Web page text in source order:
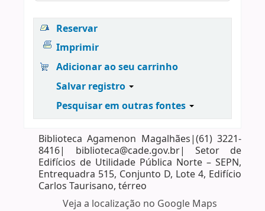
Reservar
Imprimir
Adicionar ao seu carrinho
Salvar registro
Pesquisar em outras fontes
Biblioteca Agamenon Magalhães|(61) 3221-
8416| biblioteca@cade.gov.br| Setor de
Edifícios de Utilidade Pública Norte – SEPN,
Entrequadra 515, Conjunto D, Lote 4, Edifício
Carlos Taurisano, térreo
Veja a localização no Google Maps